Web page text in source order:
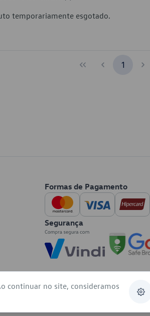
temporariamente esgotado.
1
Formas de Pagamento
Segurança
continuar no site, consideramos